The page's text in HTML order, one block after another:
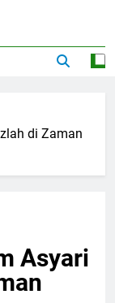
di Zaman
Asyari